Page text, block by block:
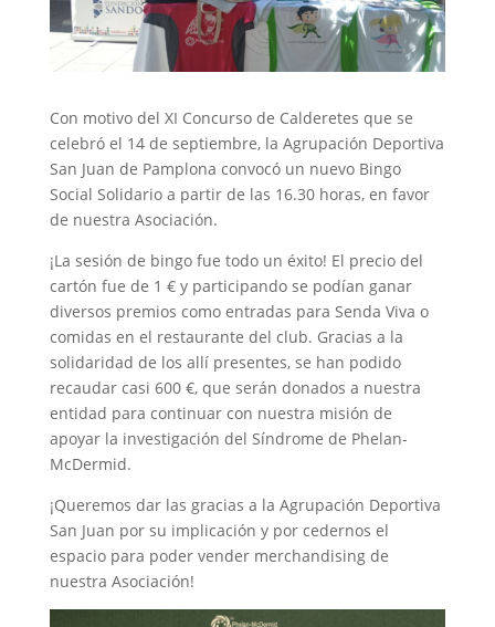
Con motivo del XI Concurso de Calderetes que se
celebró el 14 de septiembre, la Agrupación Deportiva
San Juan de Pamplona convocó un nuevo Bingo
Social Solidario a partir de las 16.30 horas, en favor
de nuestra Asociación.
¡La sesión de bingo fue todo un éxito! El precio del
cartón fue de 1 € y participando se podían ganar
diversos premios como entradas para Senda Viva o
comidas en el restaurante del club. Gracias a la
solidaridad de los allí presentes, se han podido
recaudar casi 600 €, que serán donados a nuestra
entidad para continuar con nuestra misión de
apoyar la investigación del Síndrome de Phelan-
McDermid.
¡Queremos dar las gracias a la Agrupación Deportiva
San Juan por su implicación y por cedernos el
espacio para poder vender merchandising de
nuestra Asociación!